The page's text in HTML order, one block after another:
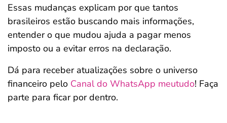
Essas mudanças explicam por que tantos
brasileiros estão buscando mais informações,
entender o que mudou ajuda a pagar menos
imposto ou a evitar erros na declaração.
Dá para receber atualizações sobre o universo
financeiro pelo Canal do WhatsApp meutudo! Faça
parte para ficar por dentro.